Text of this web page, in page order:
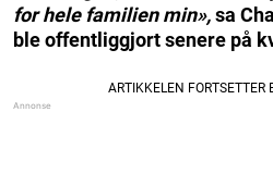
for hele familien min»,sa
ble offentliggjort senere på